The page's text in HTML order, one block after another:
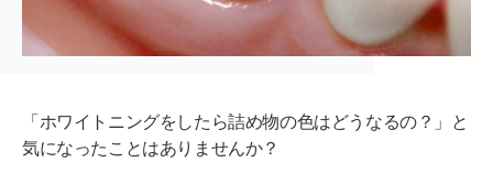
「ホワイトニングをしたら詰め物の色はどうなるの？」と
気になったことはありませんか？